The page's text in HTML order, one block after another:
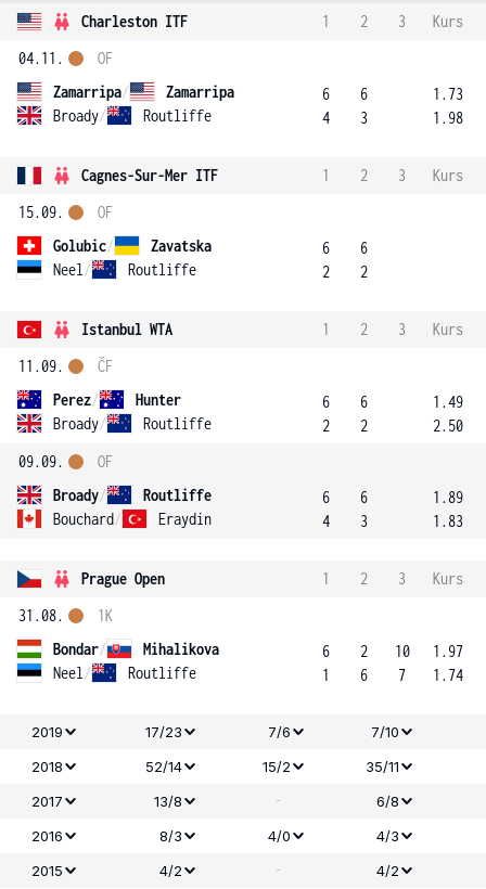
Charleston ITF 1 2 3
Kurs
04.11.
Zamarripa/
Zamarripa
Broady/ Routliffe
OF
6
4
6
3
1.73
1.98
Cagnes-Sur-Mer ITF 1 2 3
Kurs
15.09.
Golubic/
Zavatska
Neel / Routliffe
OF
6
2
6
2
Istanbul WTA 1 2 3
Kurs
11.09.
Perez/
Hunter
Broady/ Routliffe
ČF
6
2
6
2
1.49
2.50
09.09.
Broady/
Routliffe
Bouchard/ Eraydin
OF
6
4
6
3
1.89
1.83
Prague Open 1 2 3
Kurs
31.08.
Bondar/
Mihalikova
Neel / Routliffe
1K
6
1
2
6
10
7
1.97
1.74
2019 17/23 7/6 7/10
2018
52/14 15/2
35/11
2017
13/8 - 6/8
2016
8/3 4/0
4/3
2015
4/2 -
4/2